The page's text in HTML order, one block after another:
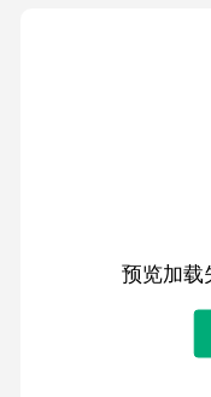
预览加载